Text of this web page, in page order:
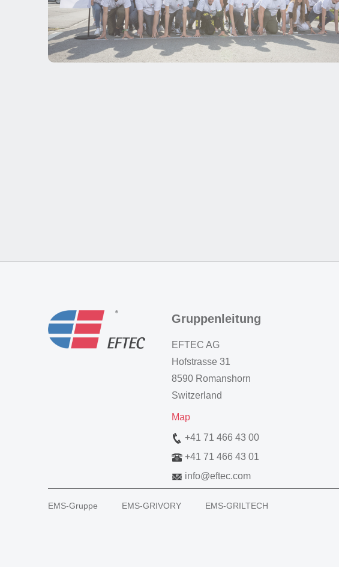
Gruppenleitung
EFTEC AG
Hofstrasse 31
8590 Romanshorn
Switzerland
Map
+41 71 466 43 00
+41 71 466 43 01
info@eftec.com
EMS-Gruppe EMS-GRIVORY EMS-GRILTECH